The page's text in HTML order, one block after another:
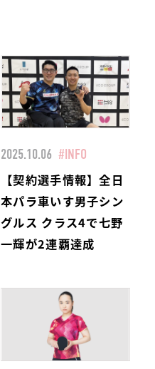
2025.10.06 #INFO
【契約選手情報】全日
本パラ車いす男子シン
グルス クラス4で七野
一輝が2連覇達成